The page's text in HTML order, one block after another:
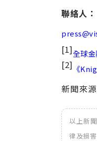
聯絡人：
[1]全球
[2] 《
新聞來
以上新
律及損